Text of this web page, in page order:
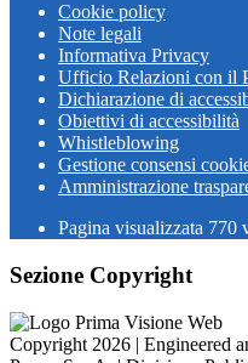
Cookie policy
Note legali
Informativa Privacy
Ufficio Relazioni con il
Dichiarazione di
Obiettivi di accessibilità
Whistleblowing
Gestione consensi
Amministrazione
Pagina visualizzata 770
Sezione Copyright
Copyright 2026 | Engineered